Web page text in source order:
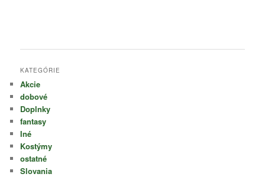
KATEGÓRIE
Akcie
dobové
Doplnky
fantasy
Iné
Kostýmy
ostatné
Slovania